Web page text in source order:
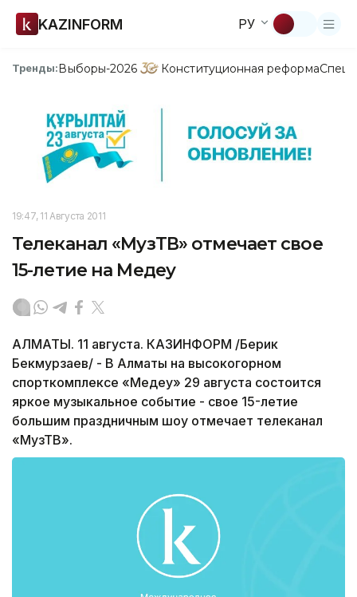
KAZINFORM РУ
Тренды:Выборы-2026 Конституционная реформа
19:47, 11 Августа 2011
Телеканал «МузТВ» отмечает свое
15-летие на Медеу
АЛМАТЫ. 11 августа. КАЗИНФОРМ /Берик
Бекмурзаев/ - В Алматы на высокогорном
спорткомплексе «Медеу» 29 августа состоится
яркое музыкальное событие - свое 15-летие
большим праздничным шоу отмечает телеканал
«МузТВ».